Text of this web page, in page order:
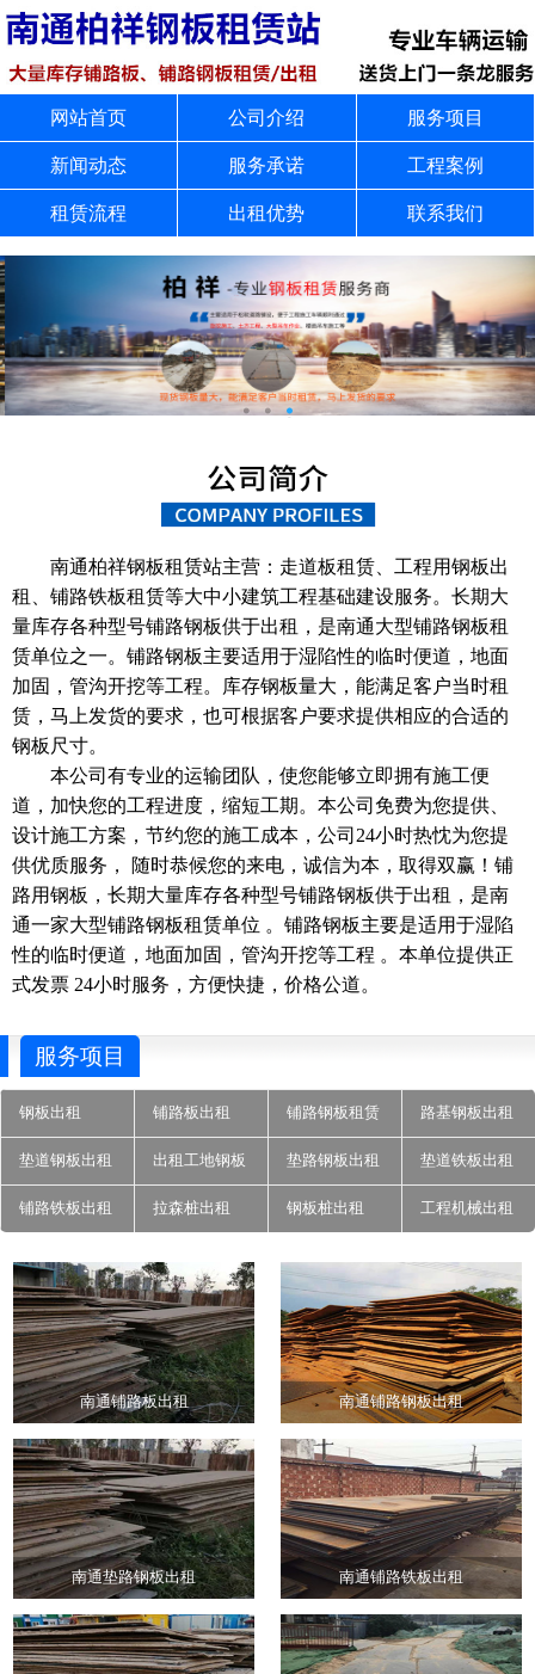
网站首页 公司介绍 服务项目
新闻动态 服务承诺 工程案例
租赁流程 出租优势 联系我们
南通柏祥钢板租赁站主营：走道板租赁、工程用钢板出
租、铺路铁板租赁等大中小建筑工程基础建设服务。长期大
量库存各种型号铺路钢板供于出租，是南通大型铺路钢板租
赁单位之一。铺路钢板主要适用于湿陷性的临时便道，地面
加固，管沟开挖等工程。库存钢板量大，能满足客户当时租
赁，马上发货的要求，也可根据客户要求提供相应的合适的
钢板尺寸。
本公司有专业的运输团队，使您能够立即拥有施工便
道，加快您的工程进度，缩短工期。本公司免费为您提供、
设计施工方案，节约您的施工成本，公司24小时热忱为您提
供优质服务， 随时恭候您的来电，诚信为本，取得双赢！铺
路用钢板，长期大量库存各种型号铺路钢板供于出租，是南
通一家大型铺路钢板租赁单位 。铺路钢板主要是适用于湿陷
性的临时便道，地面加固，管沟开挖等工程 。本单位提供正
式发票 24小时服务，方便快捷，价格公道。
服务项目
钢板出租 铺路板出租 铺路钢板租赁 路基钢板出租
垫道钢板出租 出租工地钢板 垫路钢板出租 垫道铁板出租
铺路铁板出租 拉森桩出租 钢板桩出租 工程机械出租
南通铺路板出租 南通铺路钢板出租
南通垫路钢板出租 南通铺路铁板出租